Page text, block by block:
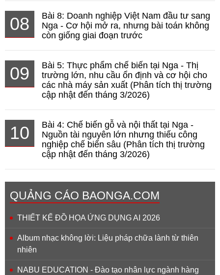
08
Bài 8: Doanh nghiệp Việt Nam đầu tư sang
Nga - Cơ hội mở ra, nhưng bài toán không
còn giống giai đoạn trước
09
Bài 5: Thực phẩm chế biến tại Nga - Thị
trường lớn, nhu cầu ổn định và cơ hội cho
các nhà máy sản xuất (Phân tích thị trường
cập nhật đến tháng 3/2026)
10
Bài 4: Chế biến gỗ và nội thất tại Nga -
Nguồn tài nguyên lớn nhưng thiếu công
nghiệp chế biến sâu (Phân tích thị trường
cập nhật đến tháng 3/2026)
QUẢNG CÁO BAONGA.COM
THIẾT KẾ ĐỒ HỌA ỨNG DỤNG AI 2026
Album nhạc không lời: Liệu pháp chữa lành từ thiên
nhiên
NABU EDUCATION - Đào tạo nhân lực ngành hàng